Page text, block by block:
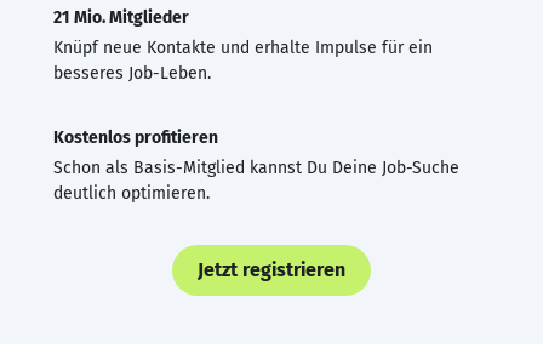
21 Mio. Mitglieder
Knüpf neue Kontakte und erhalte Impulse für ein
besseres Job-Leben.
Kostenlos profitieren
Schon als Basis-Mitglied kannst Du Deine Job-Suche
deutlich optimieren.
Jetzt registrieren